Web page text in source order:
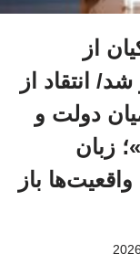
از
انتقاد از
دولت و
زبان
باز